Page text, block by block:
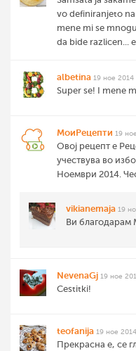
vo definiranjeto
mene mi se
da bide razlicen...
albetina 19 ное 2014
Super se! I mene
МоиРецепти 19
Овој рецепт е
учествува во
Ноември 2014.
vikianemaja 19
Ви благодарам
NevenaGj 19 ное
Cestitki!
teofanija 19 ное
Прекрасна е, се